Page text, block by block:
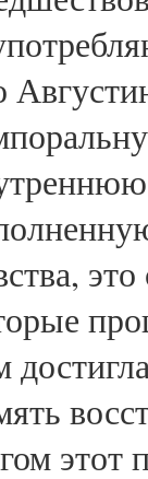
этот